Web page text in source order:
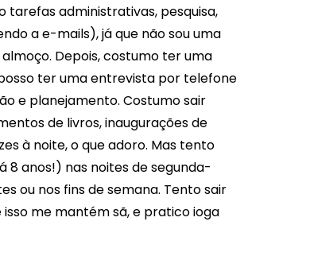
tarefas administrativas, pesquisa,
a e-mails), já que não sou uma
Depois, costumo ter uma
ter uma entrevista por telefone
e planejamento. Costumo sair
de livros, inaugurações de
à noite, o que adoro. Mas tento
8 anos!) nas noites de segunda-
ou nos fins de semana. Tento sair
me mantém sã, e pratico ioga